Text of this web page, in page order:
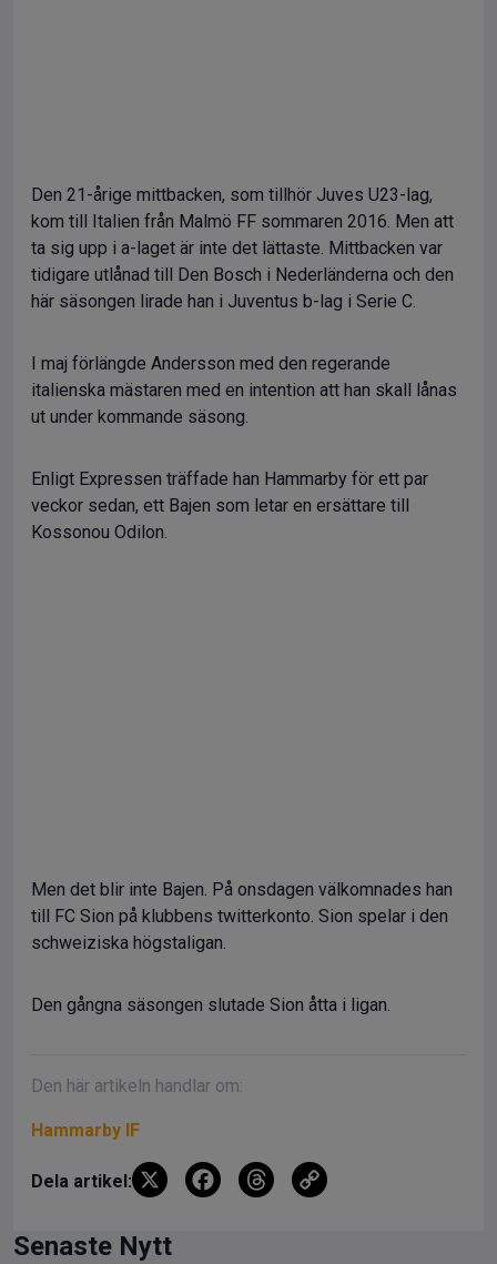
Den 21-årige mittbacken, som tillhör Juves U23-lag,
kom till Italien från Malmö FF sommaren 2016. Men att
ta sig upp i a-laget är inte det lättaste. Mittbacken var
tidigare utlånad till Den Bosch i Nederländerna och den
här säsongen lirade han i Juventus b-lag i Serie C.
I maj förlängde Andersson med den regerande
italienska mästaren med en intention att han skall lånas
ut under kommande säsong.
Enligt Expressen träffade han Hammarby för ett par
veckor sedan, ett Bajen som letar en ersättare till
Kossonou Odilon.
Men det blir inte Bajen. På onsdagen välkomnades han
till FC Sion på klubbens twitterkonto. Sion spelar i den
schweiziska högstaligan.
Den gångna säsongen slutade Sion åtta i ligan.
Den här artikeln handlar om:
Hammarby IF
Dela artikel: X
F
T
Senaste Nytt